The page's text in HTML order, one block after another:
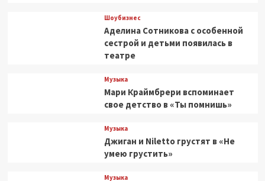
Шоубизнес
Аделина Сотникова с особенной
сестрой и детьми появилась в
театре
Музыка
Мари Краймбрери вспоминает
свое детство в «Ты помнишь»
Музыка
Джиган и Niletto грустят в «Не
умею грустить»
Музыка